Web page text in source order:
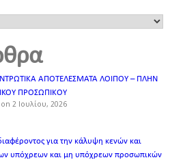
ΑΠΟΤΕΛΕΣΜΑΤΑ ΛΟΙΠΟΥ – ΠΛΗΝ
ΠΡΟΣΩΠΙΚOY
2 Ιουλίου, 2026
για την κάλυψη κενών και
υπόχρεων και μη υπόχρεων προσωπικών